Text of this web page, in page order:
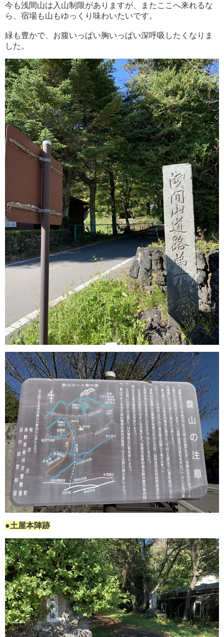
今も浅間山は入山制限がありますが、またここへ来れるな
ら、宿場も山もゆっくり味わいたいです。
緑も豊かで、お腹いっぱい胸いっぱい深呼吸したくなりま
した。
●土屋本陣跡